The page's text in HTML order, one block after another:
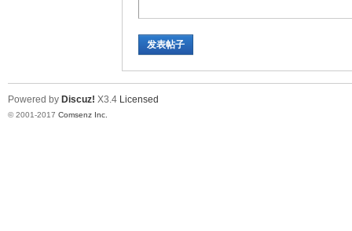
发表帖子
Powered by Discuz! X3.4 Licensed
© 2001-2017 Comsenz Inc.